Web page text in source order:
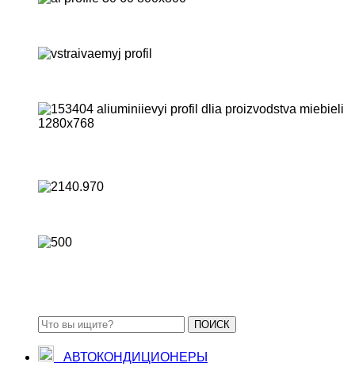
ПОИСК
АВТОКОНДИЦИОНЕРЫ